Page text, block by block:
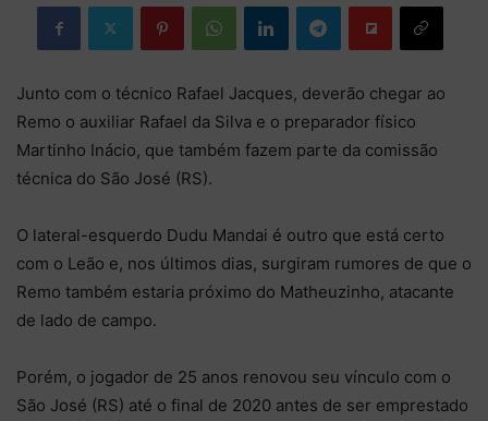
Junto com o técnico Rafael Jacques, deverão chegar ao
Remo o auxiliar Rafael da Silva e o preparador físico
Martinho Inácio, que também fazem parte da comissão
técnica do São José (RS).
O lateral-esquerdo Dudu Mandai é outro que está certo
com o Leão e, nos últimos dias, surgiram rumores de que o
Remo também estaria próximo do Matheuzinho, atacante
de lado de campo.
Porém, o jogador de 25 anos renovou seu vínculo com o
São José (RS) até o final de 2020 antes de ser emprestado